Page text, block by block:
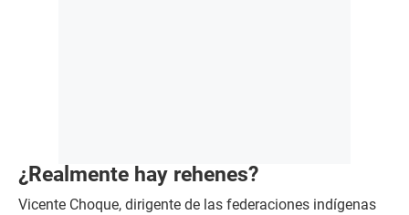
¿Realmente hay rehenes?
Vicente Choque, dirigente de las federaciones indígenas